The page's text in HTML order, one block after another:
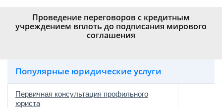
Проведение переговоров с кредитным
учреждением вплоть до подписания мирового
соглашения
Популярные юридические услуги
Первичная консультация профильного
юриста